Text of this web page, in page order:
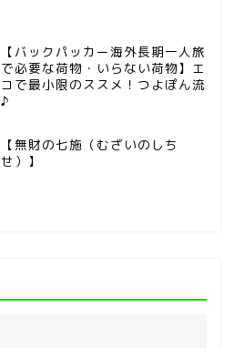
【バックパッカー海外長期一人旅
で必要な荷物・いらない荷物】エ
コで最小限のススメ！つよぽん流
♪
【無財の七施（むざいのしち
せ）】